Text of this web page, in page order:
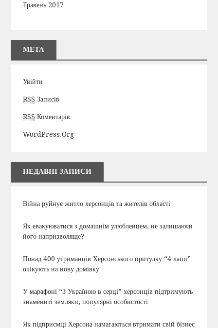
Травень 2017
МЕТА
Увійти
RSS Записів
RSS Коментарів
WordPress.org
НЕДАВНІ ЗАПИСИ
Війна руйнує житло херсонців та жителів області
Як евакуюватися з домашнім улюбленцем, не залишаючи
його напризволяще?
Понад 400 утриманців Херсонського притулку “4 лапи”
очікують на нову домівку
У марафоні “З Україною в серці” херсонців підтримують
знамениті земляки, популярні особистості
Як підприємці Херсона намагаються втримати свій бізнес